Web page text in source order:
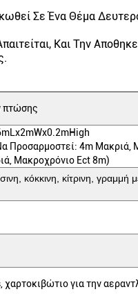
Σε Ένα Θέμα
Και Την
πτώσης
Προσαρμοστεί: 4m Μακριά,
Μακροχρόνιο Ect 8m)
κόκκινη, κίτρινη, γραμμή
για την